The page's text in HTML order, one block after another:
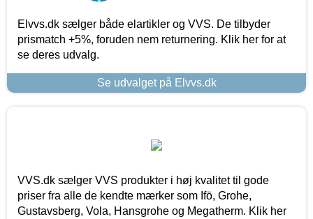
Elvvs.dk sælger både elartikler og VVS. De tilbyder
prismatch +5%, foruden nem returnering. Klik her for at
se deres udvalg.
Se udvalget på Elvvs.dk
VVS.dk sælger VVS produkter i høj kvalitet til gode
priser fra alle de kendte mærker som Ifö, Grohe,
Gustavsberg, Vola, Hansgrohe og Megatherm. Klik her